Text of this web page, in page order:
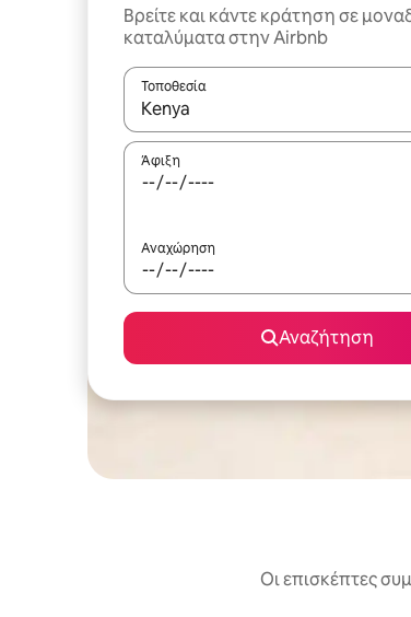
Βρείτε και κάντε κράτηση σε
καταλύματα στην Airbnb
Τοποθεσία
Όταν τα αποτελέσματα είναι
Άφιξη
Αναχώρηση
Αναζήτηση
Οι επισκέπτες